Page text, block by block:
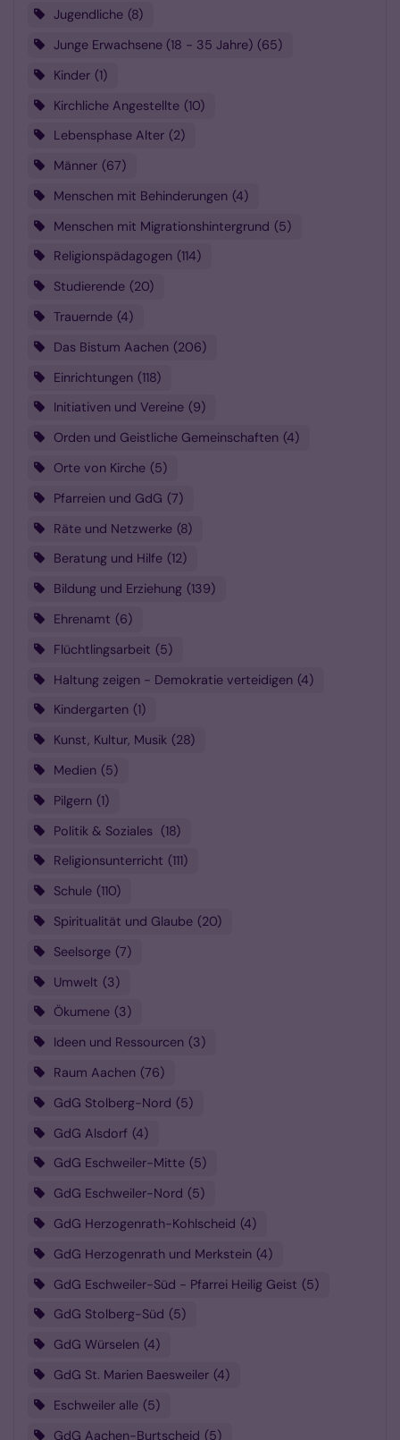
Jugendliche 8
Junge Erwachsene (18 - 35 Jahre) 65
Kinder 1
Kirchliche Angestellte 10
Lebensphase Alter 2
Männer 67
Menschen mit Behinderungen 4
Menschen mit Migrationshintergrund 5
Religionspädagogen 114
Studierende 20
Trauernde 4
Das Bistum Aachen 206
Einrichtungen 118
Initiativen und Vereine
9
Orden und Geistliche Gemeinschaften 4
Orte von Kirche 5
Pfarreien und GdG 7
Räte und Netzwerke 8
Beratung und Hilfe 12
Bildung und Erziehung 139
Ehrenamt 6
Flüchtlingsarbeit 5
Haltung zeigen - Demokratie verteidigen 4
Kindergarten 1
Kunst, Kultur, Musik 28
Medien 5
Pilgern 1
Politik & Soziales
18
Religionsunterricht
111
Schule 110
Spiritualität und Glaube 20
Seelsorge 7
Umwelt 3
Ökumene
3
Ideen und Ressourcen 3
Raum Aachen 76
GdG Stolberg-Nord 5
GdG Alsdorf 4
GdG Eschweiler-Mitte
5
GdG Eschweiler-Nord 5
GdG Herzogenrath-Kohlscheid 4
GdG Herzogenrath und Merkstein 4
GdG Eschweiler-Süd - Pfarrei Heilig Geist 5
GdG Stolberg-Süd
5
GdG Würselen 4
GdG St. Marien Baesweiler 4
Eschweiler alle 5
GdG Aachen-Burtscheid 5